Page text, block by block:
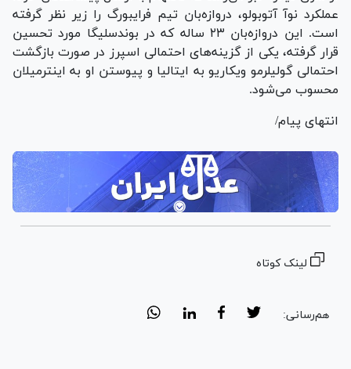
عملکرد نوآ آتوبولو، دروازه‌بان تیم فرایبورگ را زیر نظر گرفته
است. این دروازه‌بان ۲۳ ساله که در بوندسلیگا مورد تحسین
قرار گرفته، یکی از گزینه‌های احتمالی اسپرز در صورت بازگشت
احتمالی گولیلرمو ویکاریو به ایتالیا و پیوستن او به اینترمیلان
محسوب می‌شود.
انتهای پیام/
لینک کوتاه
هم‌رسانی: